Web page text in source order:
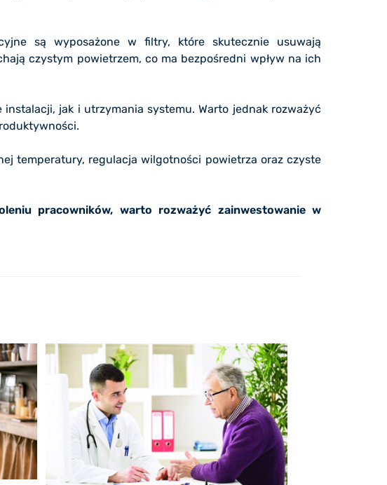
są wyposażone w filtry, które skutecznie usuwają
czystym powietrzem, co ma bezpośredni wpływ na ich
jak i utrzymania systemu. Warto jednak rozważyć
temperatury, regulacja wilgotności powietrza oraz czyste
pracowników, warto rozważyć zainwestowanie w